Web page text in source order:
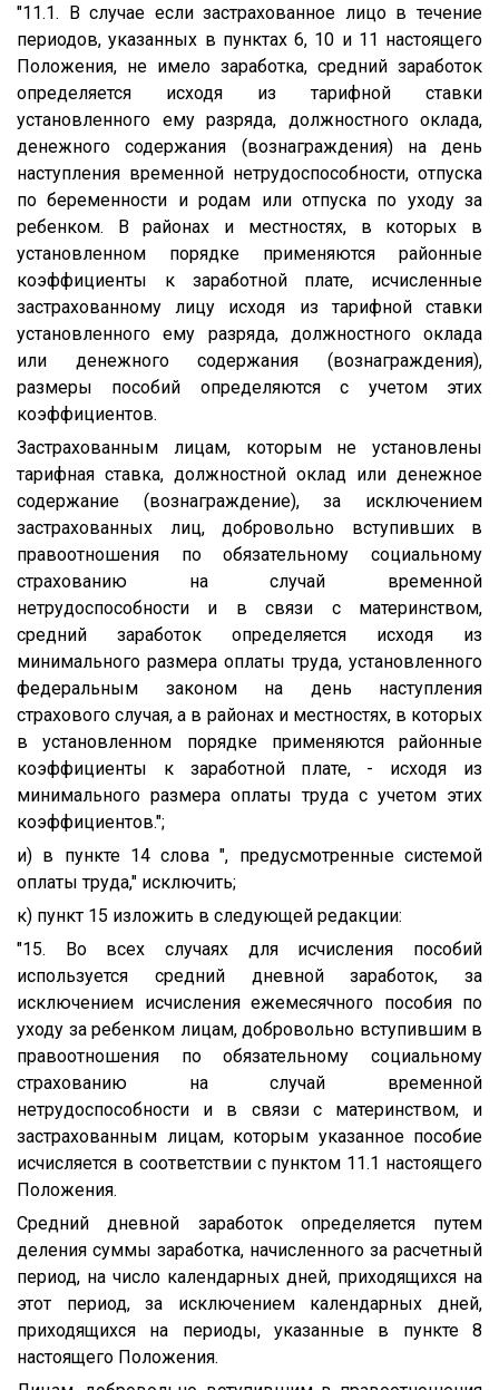
"11.1. В случае если застрахованное лицо в течение
периодов, указанных в пунктах 6, 10 и 11 настоящего
Положения, не имело заработка, средний заработок
определяется исходя из тарифной ставки
установленного ему разряда, должностного оклада,
денежного содержания (вознаграждения) на день
наступления временной нетрудоспособности, отпуска
по беременности и родам или отпуска по уходу за
ребенком. В районах и местностях, в которых в
установленном порядке применяются районные
коэффициенты к заработной плате, исчисленные
застрахованному лицу исходя из тарифной ставки
установленного ему разряда, должностного оклада
или денежного содержания (вознаграждения),
размеры пособий определяются с учетом этих
коэффициентов.
Застрахованным лицам, которым не установлены
тарифная ставка, должностной оклад или денежное
содержание (вознаграждение), за исключением
застрахованных лиц, добровольно вступивших в
правоотношения по обязательному социальному
страхованию на случай временной
нетрудоспособности и в связи с материнством,
средний заработок определяется исходя из
минимального размера оплаты труда, установленного
федеральным законом на день наступления
страхового случая, а в районах и местностях, в которых
в установленном порядке применяются районные
коэффициенты к заработной плате, - исходя из
минимального размера оплаты труда с учетом этих
коэффициентов.";
и) в пункте 14 слова ", предусмотренные системой
оплаты труда," исключить;
к) пункт 15 изложить в следующей редакции:
"15. Во всех случаях для исчисления пособий
используется средний дневной заработок, за
исключением исчисления ежемесячного пособия по
уходу за ребенком лицам, добровольно вступившим в
правоотношения по обязательному социальному
страхованию на случай временной
нетрудоспособности и в связи с материнством, и
застрахованным лицам, которым указанное пособие
исчисляется в соответствии с пунктом 11.1 настоящего
Положения.
Средний дневной заработок определяется путем
деления суммы заработка, начисленного за расчетный
период, на число календарных дней, приходящихся на
этот период, за исключением календарных дней,
приходящихся на периоды, указанные в пункте 8
настоящего Положения.